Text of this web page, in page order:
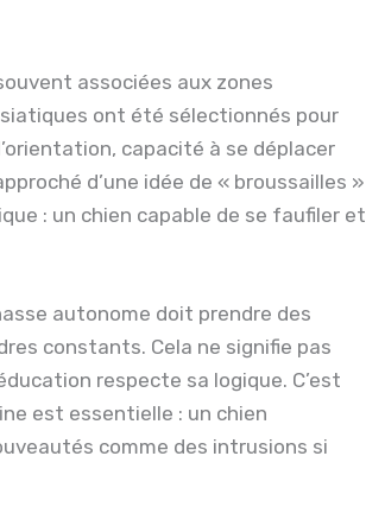
associées aux zones
ont été sélectionnés pour
capacité à se déplacer
d’une idée de « broussailles »
: un chien capable de se faufiler et
autonome doit prendre des
constants. Cela ne signifie pas
respecte sa logique. C’est
est essentielle : un chien
comme des intrusions si